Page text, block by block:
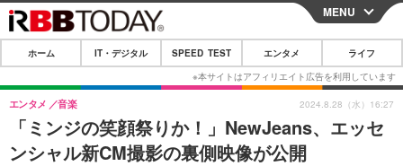
CLOSE
ホーム
IT・デジタル
IT・デジタルTOP スマートフォン
SPEED TEST
MENU
ホーム IT・デジタル SPEED TEST エンタメ ライフ
「ミンジの笑顔祭りか！」NewJeans、エッセ
ンシャル新CM撮影の裏側映像が公開
エンタメ 音楽 2024.8.28（水）16:27